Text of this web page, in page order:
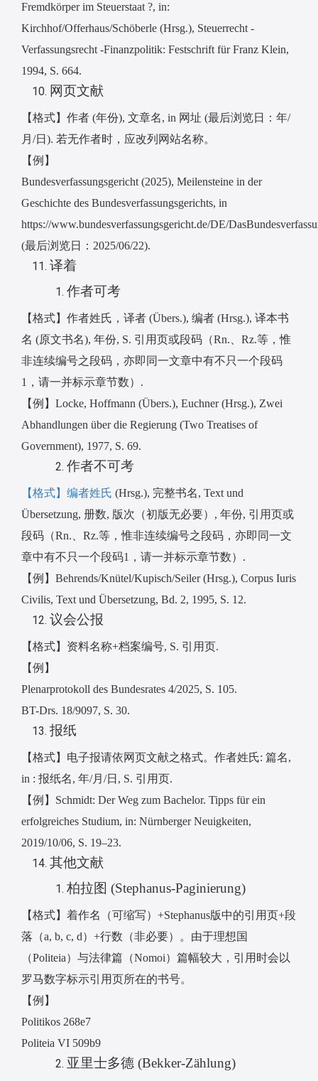
Fremdkörper im Steuerstaat ?, in:
Kirchhof/Offerhaus/Schöberle (Hrsg.), Steuerrecht -
Verfassungsrecht -Finanzpolitik: Festschrift für Franz Klein,
1994, S. 664.
网页文献
【格式】作者 (年份), 文章名, in 网址 (最后浏览日：年/
月 /日 ). 若无作者时，应改列网站名称。
【例】
Bundesverfassungsgericht (2025), Meilensteine in der
Geschichte des Bundesverfassungsgerichts, in
https://www.bundesverfassungsgericht.de/DE/
(最后浏览日 ： 2025/06/22).
译着
作者可考
【格式】作者姓氏，译者 (Übers.), 编者 (Hrsg.), 译本书
名 (原文书名), 年份, S. 引用页或段码（Rn. Rz.等，惟
非连续编号之段码，亦即同一文章中有不只一个段码
1 ，请一并标示章节数） .
【例】 Locke, Hoffmann (Übers.), Euchner (Hrsg.), Zwei
Abhandlungen über die Regierung (Two Treatises of
Government), 1977, S. 69.
作者不可考
【格式】编者姓氏 (Hrsg.), 完整书名, Text und
Übersetzung, 册数, 版次（初版无必要） , 年份, 引用页或
段码（Rn. Rz.等，惟非连续编号之段码，亦即同一文
章中有不只一个段码1 ，请一并标示章节数） .
【例】 Behrends/Knütel/Kupisch/Seiler (Hrsg.), Corpus Iuris
Civilis, Text und Übersetzung, Bd. 2, 1995, S. 12.
议会公报
【格式】资料名称+档案编号, S. 引用页.
【例】
Plenarprotokoll des Bundesrates 4/2025, S. 105.
BT-Drs. 18/9097, S. 30.
报纸
【格式】电子报请依网页文献之格式。作者姓氏: 篇名,
in : 报纸名, 年/月 /日 , S. 引用页.
【例】 Schmidt: Der Weg zum Bachelor. Tipps für ein
erfolgreiches Studium, in: Nürnberger Neuigkeiten,
2019/10/06, S. 19–23.
其他文献
柏拉图 (Stephanus-Paginierung)
【格式】着作名（可缩写） +Stephanus版中的引用页+段
落（a, b, c, d） +行数（非必要）。由于理想国
（Politeia）与法律篇（Nomoi）篇幅较大，引用时会以
罗马数字标示引用页所在的书号。
【例】
Politikos 268e7
Politeia VI 509b9
亚里士多德 (Bekker-Zählung)